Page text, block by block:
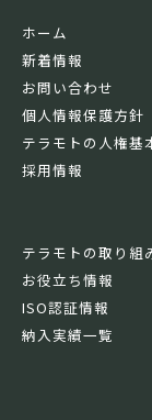
ホーム
新着情報
お問い合わせ
個人情報保護方針
テラモトの人権基
採用情報
テラモトの取り組
お役立ち情報
ISO認証情報
納入実績一覧